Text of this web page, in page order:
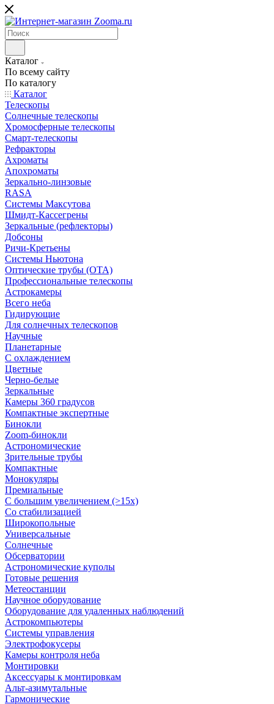
Каталог
По всему сайту
По каталогу
Каталог
Телескопы
Солнечные телескопы
Хромосферные телескопы
Смарт-телескопы
Рефракторы
Ахроматы
Апохроматы
Зеркально-линзовые
RASA
Системы Максутова
Шмидт-Кассегрены
Зеркальные (рефлекторы)
Добсоны
Ричи-Кретьены
Системы Ньютона
Оптические трубы (OTA)
Профессиональные телескопы
Астрокамеры
Всего неба
Гидирующие
Для солнечных телескопов
Научные
Планетарные
С охлаждением
Цветные
Черно-белые
Зеркальные
Камеры 360 градусов
Компактные экспертные
Бинокли
Zoom-бинокли
Астрономические
Зрительные трубы
Компактные
Монокуляры
Премиальные
С большим увеличением (>15x)
Со стабилизацией
Широкопольные
Универсальные
Солнечные
Обсерватории
Астрономические куполы
Готовые решения
Метеостанции
Научное оборудование
Оборудование для удаленных наблюдений
Астрокомпьютеры
Системы управления
Электрофокусеры
Камеры контроля неба
Монтировки
Аксессуары к монтировкам
Альт-азимутальные
Гармонические